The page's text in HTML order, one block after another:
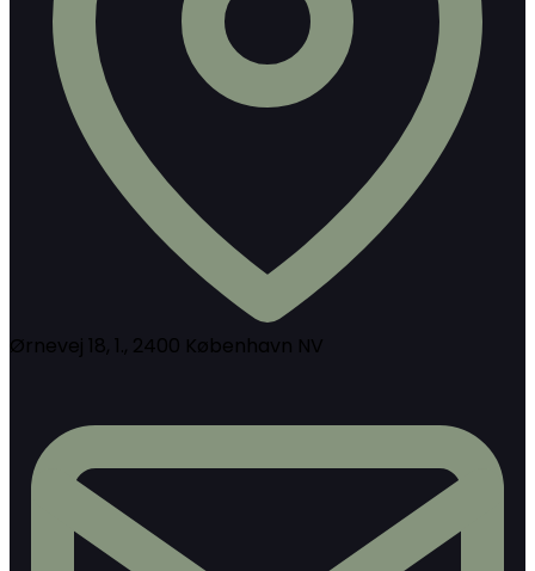
Ørnevej 18, 1., 2400 København NV